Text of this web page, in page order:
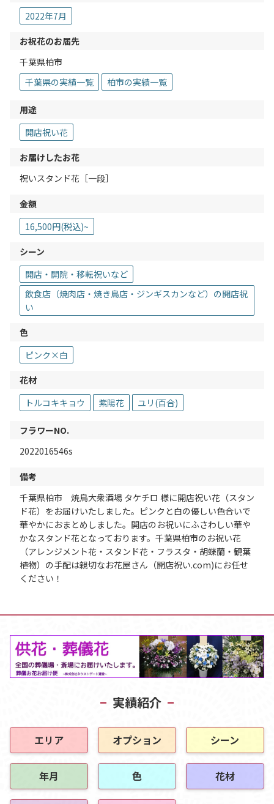
2022年7月
お祝花のお届先
千葉県柏市
千葉県の実績一覧
柏市の実績一覧
用途
開店祝い花
お届けしたお花
祝いスタンド花［一段］
金額
16,500円(税込)~
シーン
開店・開院・移転祝いなど
飲食店（焼肉店・焼き鳥店・ジンギスカンなど）の開店祝
い
色
ピンク×白
花材
トルコキキョウ
紫陽花 ユリ(百合)
フラワーNO.
2022016546s
備考
千葉県柏市 焼鳥大衆酒場 タケチロ 様に開店祝い花（スタン
ド花）をお届けいたしました。ピンクと白の優しい色合いで
華やかにおまとめしました。開店のお祝いにふさわしい華や
かなスタンド花となっております。千葉県柏市のお祝い花
（アレンジメント花・スタンド花・フラスタ・胡蝶蘭・観葉
植物）の手配は親切なお花屋さん（開店祝い.com)にお任せ
ください！
実績紹介
エリア オプション シーン
年月 色 花材